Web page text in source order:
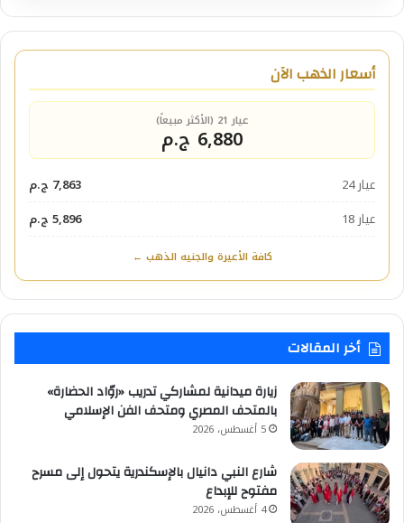
أسعار الذهب الآن
عيار 21 (الأكثر مبيعاً)
6,880 ج.م
عيار 24
7,863 ج.م
عيار 18
5,896 ج.م
كافة الأعيرة والجنيه الذهب ←
أخر المقالات
زيارة ميدانية لمشاركي تدريب «روّاد الحضارة»
بالمتحف المصري ومتحف الفن الإسلامي
5 أغسطس، 2026
شارع النبي دانيال بالإسكندرية يتحول إلى مسرح
مفتوح للإبداع
4 أغسطس، 2026